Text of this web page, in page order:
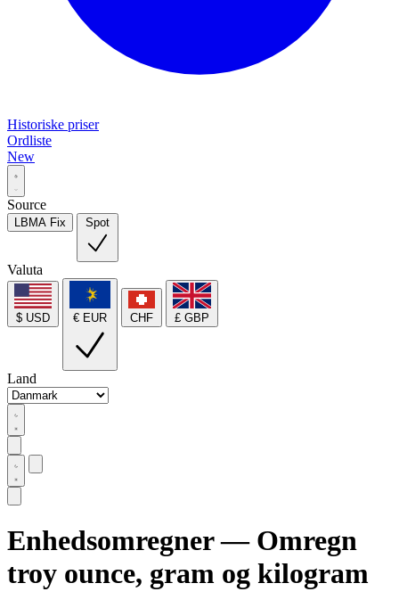
Historiske priser
Ordliste
New
Source
LBMA Fix Spot
Valuta
$ USD € EUR CHF £ GBP
Land
Enhedsomregner — Omregn
troy ounce, gram og kilogram